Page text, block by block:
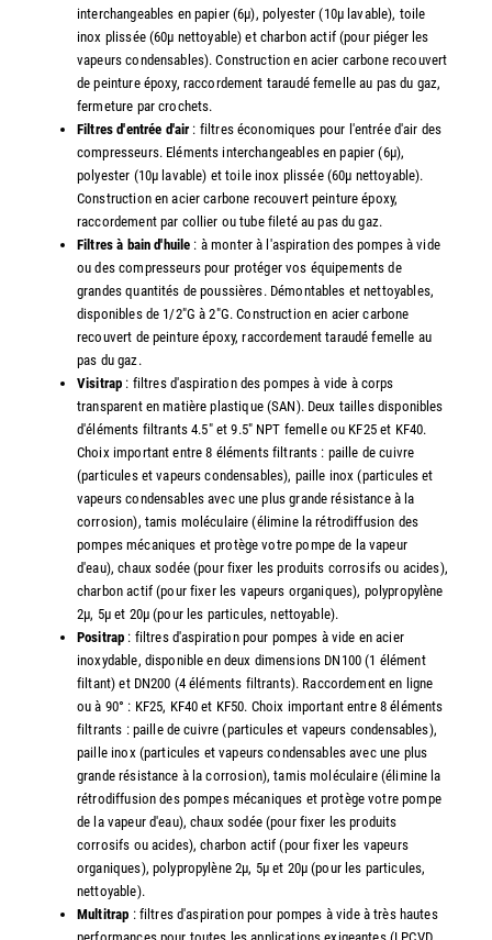
interchangeables en papier (6µ), polyester (10µ lavable), toile
inox plissée (60µ nettoyable) et charbon actif (pour piéger les
vapeurs condensables). Construction en acier carbone recouvert
de peinture époxy, raccordement taraudé femelle au pas du gaz,
fermeture par crochets.
Filtres d'entrée d'air : filtres économiques pour l'entrée d'air des
compresseurs. Eléments interchangeables en papier (6µ),
polyester (10µ lavable) et toile inox plissée (60µ nettoyable).
Construction en acier carbone recouvert peinture époxy,
raccordement par collier ou tube fileté au pas du gaz.
Filtres à bain d'huile : à monter à l'aspiration des pompes à vide
ou des compresseurs pour protéger vos équipements de
grandes quantités de poussières. Démontables et nettoyables,
disponibles de 1/2"G à 2"G. Construction en acier carbone
recouvert de peinture époxy, raccordement taraudé femelle au
pas du gaz.
Visitrap : filtres d'aspiration des pompes à vide à corps
transparent en matière plastique (SAN). Deux tailles disponibles
d'éléments filtrants 4.5" et 9.5" NPT femelle ou KF25 et KF40.
Choix important entre 8 éléments filtrants : paille de cuivre
(particules et vapeurs condensables), paille inox (particules et
vapeurs condensables avec une plus grande résistance à la
corrosion), tamis moléculaire (élimine la rétrodiffusion des
pompes mécaniques et protège votre pompe de la vapeur
d'eau), chaux sodée (pour fixer les produits corrosifs ou acides),
charbon actif (pour fixer les vapeurs organiques), polypropylène
2µ, 5µ et 20µ (pour les particules, nettoyable).
Positrap : filtres d'aspiration pour pompes à vide en acier
inoxydable, disponible en deux dimensions DN100 (1 élément
filtant) et DN200 (4 éléments filtrants). Raccordement en ligne
ou à 90° : KF25, KF40 et KF50. Choix important entre 8 éléments
filtrants : paille de cuivre (particules et vapeurs condensables),
paille inox (particules et vapeurs condensables avec une plus
grande résistance à la corrosion), tamis moléculaire (élimine la
rétrodiffusion des pompes mécaniques et protège votre pompe
de la vapeur d'eau), chaux sodée (pour fixer les produits
corrosifs ou acides), charbon actif (pour fixer les vapeurs
organiques), polypropylène 2µ, 5µ et 20µ (pour les particules,
nettoyable).
Multitrap : filtres d'aspiration pour pompes à vide à très hautes